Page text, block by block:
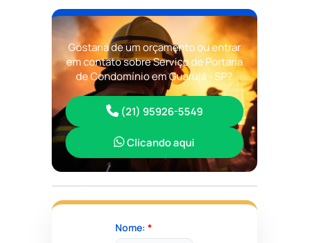
Gostaria de um orçamento ou entrar
em contato sobre Serviço de Portaria
de Condomínio em Guarujá - SP?
(21) 95926-5549
Clicando aqui
Nome: *